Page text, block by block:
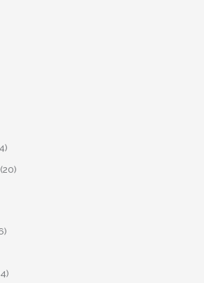
20